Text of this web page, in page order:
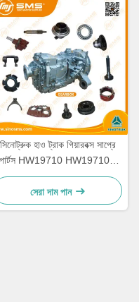
সিনোট্রুক হাও ট্রাক গিয়ারবক্স সাপ্রে
পার্টস HW19710 HW19710T
HW19712
সেরা দাম পান